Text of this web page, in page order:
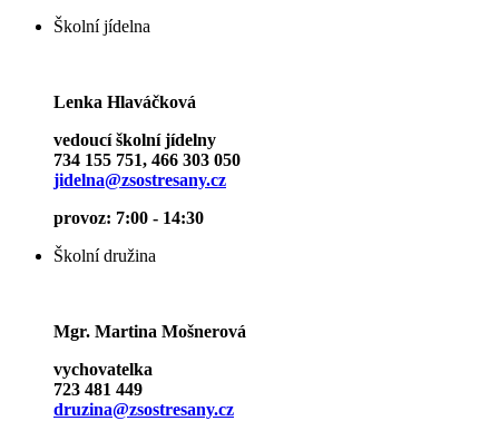
Školní jídelna
Lenka Hlaváčková
vedoucí školní jídelny
734 155 751, 466 303 050
jidelna@zsostresany.cz
provoz: 7:00 - 14:30
Školní družina
Mgr. Martina Mošnerová
vychovatelka
723 481 449
druzina@zsostresany.cz